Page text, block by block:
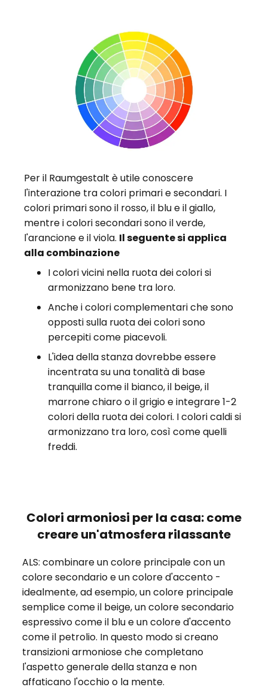
Per il Raumgestalt è utile conoscere
l'interazione tra colori primari e secondari. I
colori primari sono il rosso, il blu e il giallo,
mentre i colori secondari sono il verde,
l'arancione e il viola. Il seguente si applica
alla combinazione
I colori vicini nella ruota dei colori si
armonizzano bene tra loro.
Anche i colori complementari che sono
opposti sulla ruota dei colori sono
percepiti come piacevoli.
L'idea della stanza dovrebbe essere
incentrata su una tonalità di base
tranquilla come il bianco, il beige, il
marrone chiaro o il grigio e integrare 1-2
colori della ruota dei colori. I colori caldi si
armonizzano tra loro, così come quelli
freddi.
Colori armoniosi per la casa: come
creare un'atmosfera rilassante
ALS: combinare un colore principale con un
colore secondario e un colore d'accento -
idealmente, ad esempio, un colore principale
semplice come il beige, un colore secondario
espressivo come il blu e un colore d'accento
come il petrolio. In questo modo si creano
transizioni armoniose che completano
l'aspetto generale della stanza e non
affaticano l'occhio o la mente.